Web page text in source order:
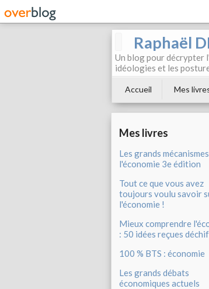
Raphaël
Un blog pour décrypter
idéologies et les
Accueil Mes
Mes livres
Les grands
l'économie 3e édition
Tout ce que vous avez
toujours voulu savoir
l'économie !
Mieux comprendre
: 50 idées reçues
100 % BTS : économie
Les grands débats
économiques actuels